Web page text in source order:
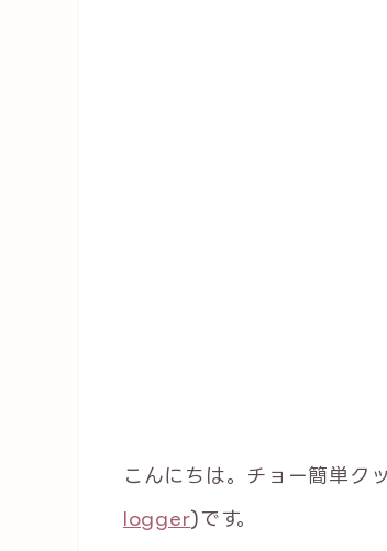
こんにちは。チョー簡単ク
logger)です。